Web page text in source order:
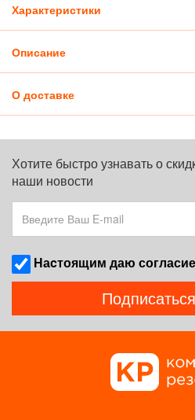
Характеристики
Описание
О доставке
Хотите быстро узнавать о
наши новости
Наcтоящим даю
Подписаться